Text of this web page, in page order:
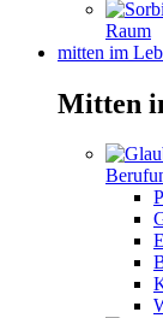
Raum
mitten im
Mitten